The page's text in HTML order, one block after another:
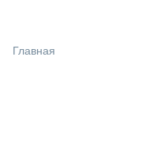
Главная